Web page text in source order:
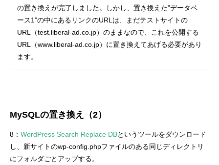
の置き換えが完了しました。しかし、置き換えた”データベ
ース1”の中にあるリンクのURLは、まだテストサイトの
URL（test.liberal-ad.co.jp）のままなので、これを公開する
URL（www.liberal-ad.co.jp）に置き換えてあげる必要があり
ます。
MySQLの置き換え（2）
8： WordPress Search Replace DBというツールをダウンロード
し、新サイトのwp-config.phpファイルのある同じディレクトリ
にフォルダごとアップする。